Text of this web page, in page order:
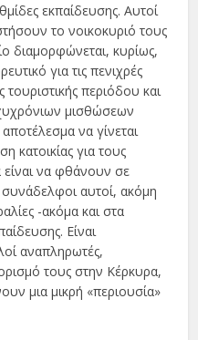
εκπαίδευσης. Αυτοί
το νοικοκυριό τους
διαμορφώνεται, κυρίως,
για τις πενιχρές
περιόδου και
μισθώσεων
να γίνεται
κατοικίας για τους
να φθάνουν σε
αυτοί, ακόμη
-ακόμα και στα
Είναι
αναπληρωτές,
τους στην Κέρκυρα,
μια μικρή «περιουσία»